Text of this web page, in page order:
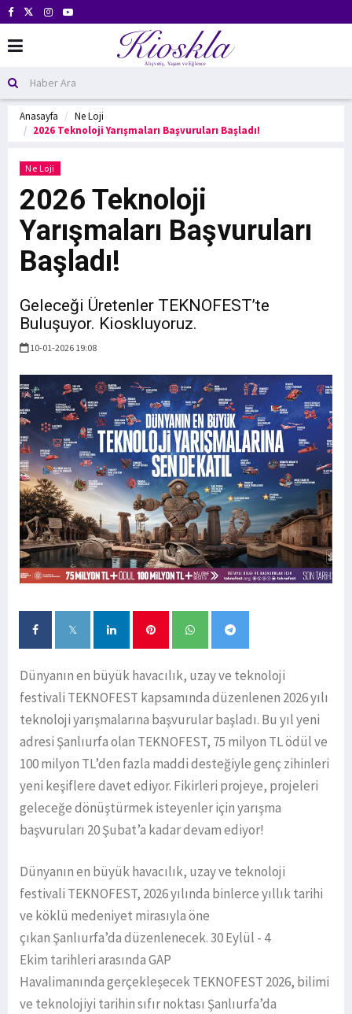
Anasayfa
Ne Loji
2026 Teknoloji Yarışmaları Başvuruları Başladı!
Ne Loji
2026 Teknoloji
Yarışmaları Başvuruları
Başladı!
Geleceği Üretenler TEKNOFEST’te
Buluşuyor. Kioskluyoruz.
10-01-2026 19:08
Dünyanın en büyük havacılık, uzay ve teknoloji
festivali TEKNOFEST kapsamında düzenlenen 2026 yılı
teknoloji yarışmalarına başvurular başladı. Bu yıl yeni
adresi Şanlıurfa olan TEKNOFEST, 75 milyon TL ödül ve
100 milyon TL’den fazla maddi desteğiyle genç zihinleri
yeni keşiflere davet ediyor. Fikirleri projeye, projeleri
geleceğe dönüştürmek isteyenler için yarışma
başvuruları 20 Şubat’a kadar devam ediyor!
Dünyanın en büyük havacılık, uzay ve teknoloji
festivali TEKNOFEST, 2026 yılında binlerce yıllık tarihi
ve köklü medeniyet mirasıyla öne
çıkan Şanlıurfa’da düzenlenecek. 30 Eylül - 4
Ekim tarihleri arasında GAP
Havalimanında gerçekleşecek TEKNOFEST 2026, bilimi
ve teknolojiyi tarihin sıfır noktası Şanlıurfa’da